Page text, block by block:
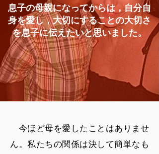
息子の母親になってからは，自分自
身を愛し，大切にすることの大切さ
を息子に伝えたいと思いました。
今ほど母を愛したことはありませ
ん。私たちの関係は決して簡単なも